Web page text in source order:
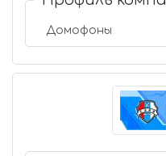
Домофоны